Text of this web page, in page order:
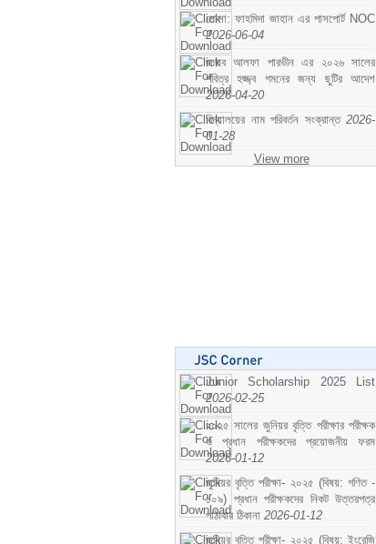
মোসা: ফাহমিদা জাহান এর পাসপোর্ট NOC
2026-06-04
জনাব আলফা পারভীন এর ২০২৬ সালের
পবিত্র হজ্জ্ব গমনের জন্য ছুটির আদেশ
2026-04-20
বিদ্যালয়ের নাম পরিবর্তন সংক্রান্ত 2026-
01-28
View more
Junior Scholarship 2025 List
2026-02-25
২০২৫ সালের জুনিয়র বৃত্তি পরীক্ষার পরীক্ষক
ও প্রধান পরীক্ষকদের প্রয়োজনীয় ফরম
2026-01-12
জুনিয়র বৃত্তি পরীক্ষা- ২০২৫ (বিষয়: গণিত -
১০৯) প্রধান পরীক্ষকদের নিকট উত্তরপত্র
পাঠাবার ঠিকানা 2026-01-12
জুনিয়র বৃত্তি পরীক্ষা- ২০২৫ (বিষয়: ইংরেজি